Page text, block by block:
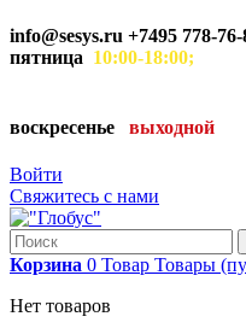
info@sesys.ru +7495 778-
пятница 10:00-18:00;
воскресенье выходной
Войти
Свяжитесь с нами
Корзина 0 Товар Товары
Нет товаров